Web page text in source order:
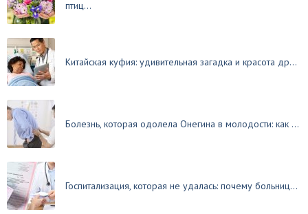
птиц...
Китайская куфия: удивительная загадка и красота др...
Болезнь, которая одолела Онегина в молодости: как ...
Госпитализация, которая не удалась: почему больниц...